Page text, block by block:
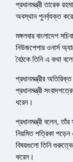
প্রধানমন্ত্রী তারেক
অবস্থান পুনর্ব্যক্ত
মঙ্গলবার বাংলাদেশ
নিউজপেপার ওনার্স
বৈঠকে তিনি এ কথা
প্রধানমন্ত্রীর
প্রধানমন্ত্রী
ধরেন।
প্রধানমন্ত্রী বলেন,
নিয়মিত পত্রিকা
বিষয়গুলো তিনি
করেন।